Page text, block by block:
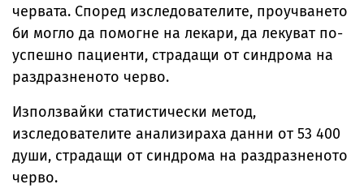
червата. Според изследователите, проучването
би могло да помогне на лекари, да лекуват по-
успешно пациенти, страдащи от синдрома на
раздразненото черво.
Използвайки статистически метод,
изследователите анализираха данни от 53 400
души, страдащи от синдрома на раздразненото
черво.